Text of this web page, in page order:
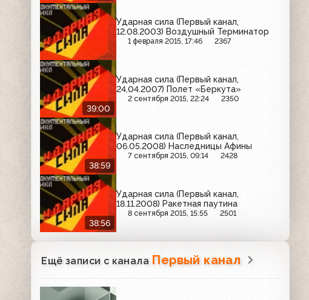
Ударная сила (Первый канал,
12.08.2003) Воздушный Терминатор
1 февраля 2015, 17:46 2367
39:00
Ударная сила (Первый канал,
24.04.2007) Полет «Беркута»
2 сентября 2015, 22:24 2350
38:59
Ударная сила (Первый канал,
06.05.2008) Наследницы Афины
7 сентября 2015, 09:14 2428
38:56
Ударная сила (Первый канал,
18.11.2008) Ракетная паутина
8 сентября 2015, 15:55 2501
Ещё записи с канала Первый канал